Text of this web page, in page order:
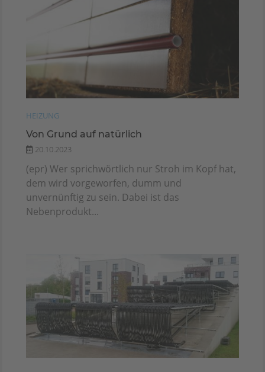
HEIZUNG
Von Grund auf natürlich
20.10.2023
(epr) Wer sprichwörtlich nur Stroh im Kopf hat,
dem wird vorgeworfen, dumm und
unvernünftig zu sein. Dabei ist das
Nebenprodukt...